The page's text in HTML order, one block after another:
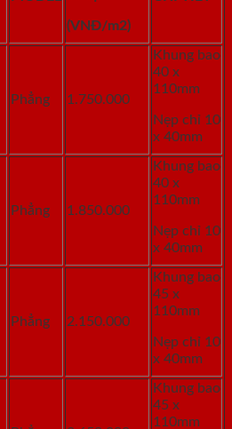
(VNĐ/m2)
Phẳng 1.750.000
Khung bao
40 x
110mm
Nẹp chỉ 10
x 40mm
Phẳng 1.850.000
Khung bao
40 x
110mm
Nẹp chỉ 10
x 40mm
Phẳng 2.150.000
Khung bao
45 x
110mm
Nẹp chỉ 10
x 40mm
Khung bao
45 x
110mm